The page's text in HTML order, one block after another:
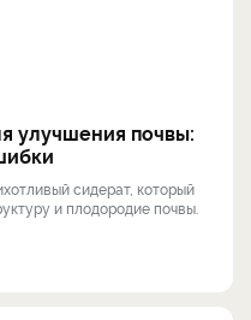
улучшения почвы:
сидерат, который
и плодородие почвы.